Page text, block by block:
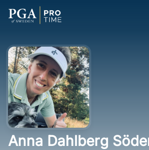
Anna Dahlberg